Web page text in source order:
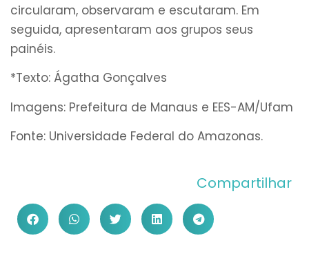
circularam, observaram e escutaram. Em
seguida, apresentaram aos grupos seus
painéis.
*Texto: Ágatha Gonçalves
Imagens: Prefeitura de Manaus e EES-AM/Ufam
Fonte: Universidade Federal do Amazonas.
Compartilhar